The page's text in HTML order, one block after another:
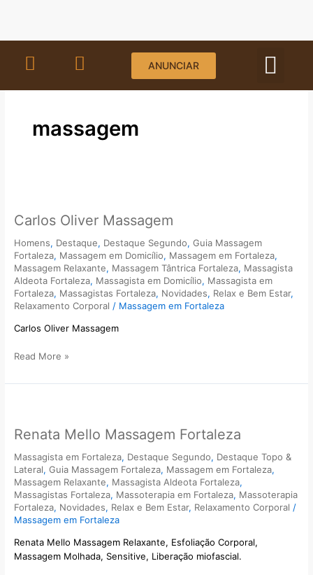
ANUNCIAR
massagem
Carlos Oliver Massagem
Homens, Destaque, Destaque Segundo,Guia Massagem
Fortaleza, Massagem em Domicílio, Massagem em Fortaleza,
Massagem Relaxante, Massagem Tântrica Fortaleza, Massagista
Aldeota Fortaleza, Massagista em Domicílio, Massagista em
Fortaleza, Massagistas Fortaleza, Novidades, Relax e Bem Estar,
Relaxamento Corporal / Massagem em Fortaleza
Carlos Oliver Massagem
Massagem
Read More »
Renata Mello Massagem Fortaleza
Massagista em Fortaleza, Destaque Segundo, Destaque Topo &
Lateral,Guia Massagem Fortaleza, Massagem em Fortaleza,
Massagem Relaxante, Massagista Aldeota Fortaleza,
Massagistas Fortaleza, Massoterapia em Fortaleza, Massoterapia
Fortaleza, Novidades, Relax e Bem Estar, Relaxamento Corporal /
Massagem em Fortaleza
Renata Mello Massagem Relaxante, Esfoliação Corporal,
Massagem Molhada, Sensitive, Liberação miofascial.
Massagem